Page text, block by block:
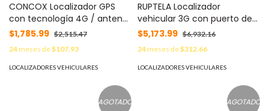
CONCOX Localizador GPS
con tecnología 4G / antena
satelital y antena GSM
internas / múltiples alarmas
/ paro de motor remoto /
botón de pánico VL02
$1,785.99 $2,515.47
24meses de$107.93
LOCALIZADORES VEHICULARES
RUPTELA Localizador
vehicular 3G con puerto de
audio y puertos seriales
MOD: TCO4HCV3G
$5,173.99 $6,932.16
24meses de$312.66
LOCALIZADORES VEHICULARES
AGOTADO AGOTADO